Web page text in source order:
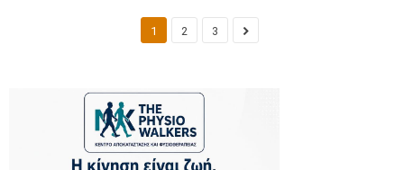
1 2 3